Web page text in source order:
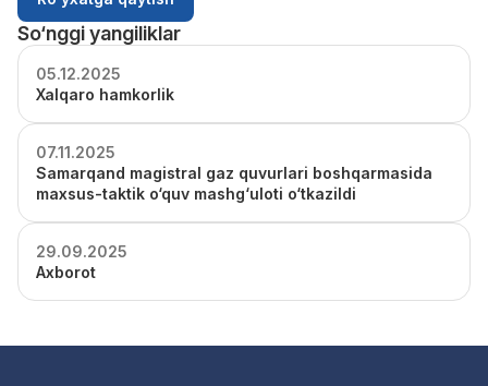
So‘nggi yangiliklar
05.12.2025
Xalqaro hamkorlik
07.11.2025
Samarqand magistral gaz quvurlari boshqarmasida
maxsus-taktik o‘quv mashg‘uloti o‘tkazildi
29.09.2025
Axborot